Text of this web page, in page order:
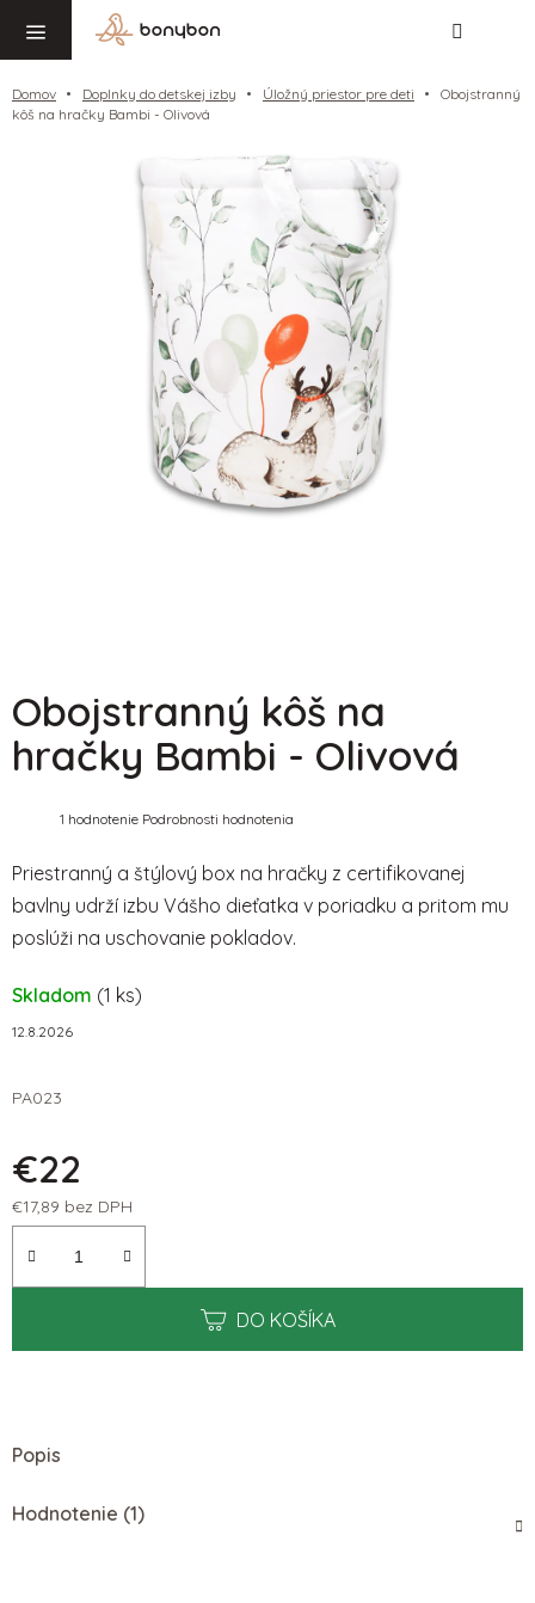
obsah
Domov Doplnky do detskej izby Úložný priestor pre deti
Obojstranný
kôš na hračky Bambi - Olivová
Obojstranný kôš na
hračky Bambi - Olivová
Priemerné
je
5,0
z
5
hviezdičiek.
1 hodnotenie Podrobnosti hodnotenia
Priestranný a štýlový box na hračky z certifikovanej
bavlny udrží izbu Vášho dieťatka v poriadku a pritom mu
poslúži na uschovanie pokladov.
Skladom (1 ks)
12.8.2026
PA023
€22
€17,89 bez DPH
DO KOŠÍKA
Popis
Hodnotenie (1)